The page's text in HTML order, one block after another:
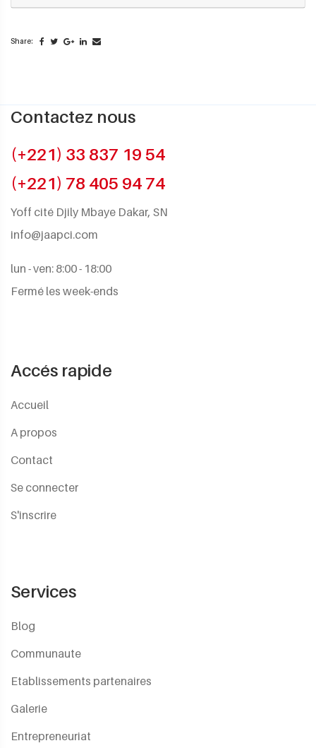
Share:
Contactez nous
(+221) 33 837 19 54
(+221) 78 405 94 74
Yoff cité Djily Mbaye Dakar, SN
info@jaapci.com
lun - ven: 8:00 - 18:00
Fermé les week-ends
Accés rapide
Accueil
A propos
Contact
Se connecter
S'inscrire
Services
Blog
Communaute
Etablissements partenaires
Galerie
Entrepreneuriat